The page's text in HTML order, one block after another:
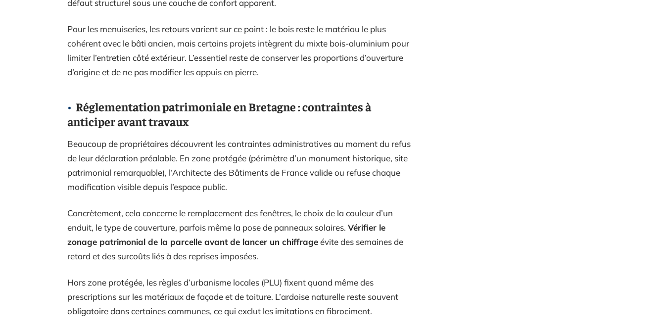
défaut structurel sous une couche de confort apparent.
Pour les menuiseries, les retours varient sur ce point : le bois reste le matériau le plus
cohérent avec le bâti ancien, mais certains projets intègrent du mixte bois-aluminium pour
limiter l’entretien côté extérieur. L’essentiel reste de conserver les proportions d’ouverture
d’origine et de ne pas modifier les appuis en pierre.
Réglementation patrimoniale en Bretagne : contraintes à
anticiper avant travaux
Beaucoup de propriétaires découvrent les contraintes administratives au moment du refus
de leur déclaration préalable. En zone protégée (périmètre d’un monument historique, site
patrimonial remarquable), l’Architecte des Bâtiments de France valide ou refuse chaque
modification visible depuis l’espace public.
Concrètement, cela concerne le remplacement des fenêtres, le choix de la couleur d’un
enduit, le type de couverture, parfois même la pose de panneaux solaires. Vérifier le
zonage patrimonial de la parcelle avant de lancer un chiffrageévite des semaines de
retard et des surcoûts liés à des reprises imposées.
Hors zone protégée, les règles d’urbanisme locales (PLU) fixent quand même des
prescriptions sur les matériaux de façade et de toiture. L’ardoise naturelle reste souvent
obligatoire dans certaines communes, ce qui exclut les imitations en fibrociment.